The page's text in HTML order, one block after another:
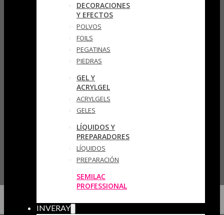
DECORACIONES
Y EFECTOS
POLVOS
FOILS
PEGATINAS
PIEDRAS
GEL Y
ACRYLGEL
ACRYLGELS
GELES
LÍQUIDOS Y
PREPARADORES
LÍQUIDOS
PREPARACIÓN
SEMILAC
PROFESSIONAL
INVERAY